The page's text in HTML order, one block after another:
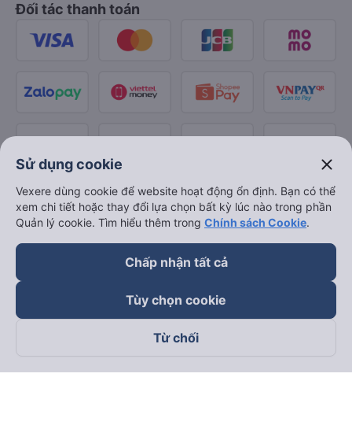
Đối tác thanh toán
Theo dõi chúng tôi trên
Sử dụng cookie close
Vexere dùng cookie để website hoạt động ổn định. Bạn có thể
xem chi tiết hoặc thay đổi lựa chọn bất kỳ lúc nào trong phần
Quản lý cookie. Tìm hiểu thêm trong Chính sách Cookie.
Chấp nhận tất cả
Tùy chọn cookie
Từ chối